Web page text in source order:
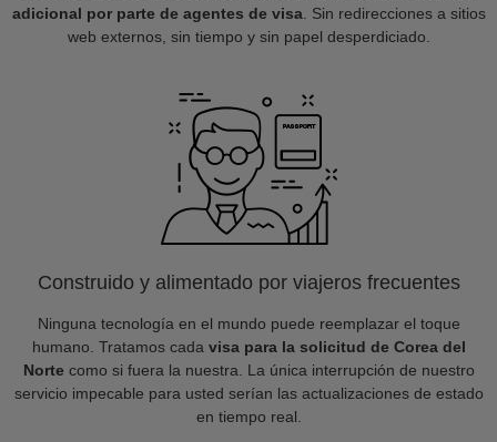
adicional por parte de agentes de visa. Sin redirecciones a sitios
web externos, sin tiempo y sin papel desperdiciado.
Construido y alimentado por viajeros frecuentes
Ninguna tecnología en el mundo puede reemplazar el toque
humano. Tratamos cada visa para la solicitud de Corea del
Norte como si fuera la nuestra. La única interrupción de nuestro
servicio impecable para usted serían las actualizaciones de estado
en tiempo real.